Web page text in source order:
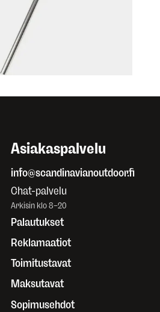
Korjaussarja Alumiini 7,9
mm
Yksi pätkä 7,9 mm
alumiinikaarta, väliholkki,
päätyholkki ja kuminauha.
Asiakaspalvelu
info@scandinavianoutdoor.fi
Chat-palvelu
Arkisin klo 8–20
Palautukset
Reklamaatiot
Toimitustavat
Maksutavat
Sopimusehdot